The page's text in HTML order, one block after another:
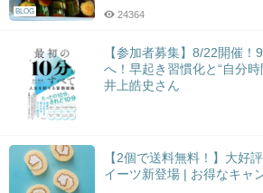
BLOG 24364
【参加者募集】8/22開催！
へ！早起き習慣化と“自分時
井上皓史さん
【2個で送料無料！】大好
イーツ新登場 | お得なキャ